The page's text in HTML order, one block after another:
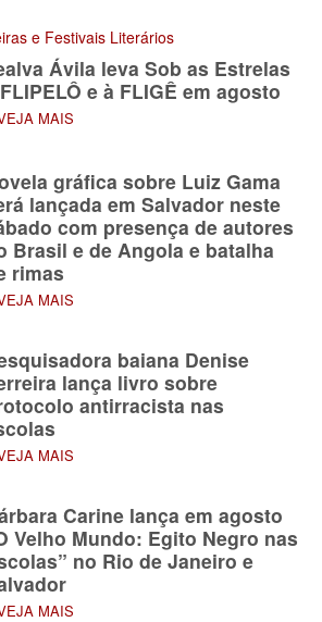
e Festivais Literários
Ávila leva Sob as Estrelas
e à FLIGÊ em agosto
MAIS
gráfica sobre Luiz Gama
lançada em Salvador neste
com presença de autores
Brasil e de Angola e batalha
rimas
MAIS
baiana Denise
lança livro sobre
antirracista nas
MAIS
Carine lança em agosto
Velho Mundo: Egito Negro nas
no Rio de Janeiro e
MAIS